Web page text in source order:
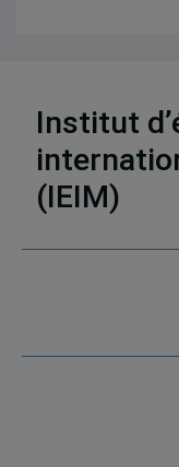
3 résultats
Institut
(IEIM)